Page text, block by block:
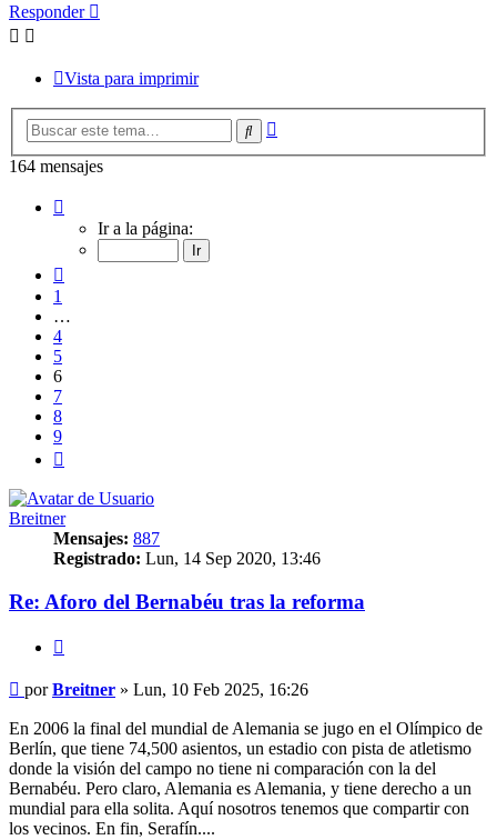
Responder
Vista para imprimir
Buscar
164 mensajes
Ir a la página:
1
…
4
5
6
7
8
9
Breitner
Mensajes: 887
Registrado: Lun, 14 Sep 2020, 13:46
Re: Aforo del Bernabéu tras la reforma
Mensaje
porBreitner » Lun, 10 Feb 2025, 16:26
En 2006 la final del mundial de Alemania se jugo en el Olímpico de
Berlín, que tiene 74,500 asientos, un estadio con pista de atletismo
donde la visión del campo no tiene ni comparación con la del
Bernabéu. Pero claro, Alemania es Alemania, y tiene derecho a un
mundial para ella solita. Aquí nosotros tenemos que compartir con
los vecinos. En fin, Serafín....